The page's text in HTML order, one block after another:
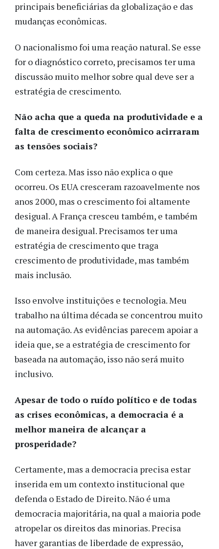
principais beneficiárias da globalização e das
mudanças econômicas.
O nacionalismo foi uma reação natural. Se esse
for o diagnóstico correto, precisamos ter uma
discussão muito melhor sobre qual deve ser a
estratégia de crescimento.
Não acha que a queda na produtividade e a
falta de crescimento econômico acirraram
as tensões sociais?
Com certeza. Mas isso não explica o que
ocorreu. Os EUA cresceram razoavelmente nos
anos 2000, mas o crescimento foi altamente
desigual. A França cresceu também, e também
de maneira desigual. Precisamos ter uma
estratégia de crescimento que traga
crescimento de produtividade, mas também
mais inclusão.
Isso envolve instituições e tecnologia. Meu
trabalho na última década se concentrou muito
na automação. As evidências parecem apoiar a
ideia que, se a estratégia de crescimento for
baseada na automação, isso não será muito
inclusivo.
Apesar de todo o ruído político e de todas
as crises econômicas, a democracia é a
melhor maneira de alcançar a
prosperidade?
Certamente, mas a democracia precisa estar
inserida em um contexto institucional que
defenda o Estado de Direito. Não é uma
democracia majoritária, na qual a maioria pode
atropelar os direitos das minorias. Precisa
haver garantias de liberdade de expressão,